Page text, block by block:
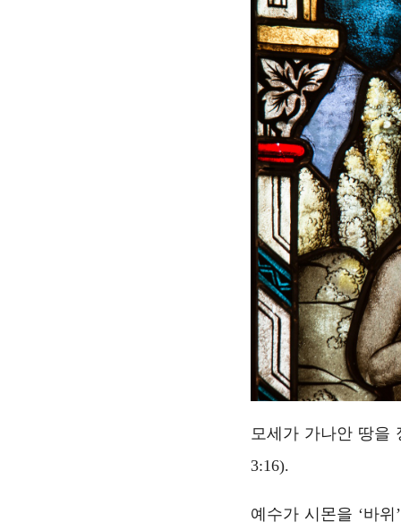
모세가 가나안 땅을
3:16).
예수가 시몬을 ‘바